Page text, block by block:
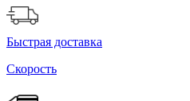
Быстрая доставка
Скорость